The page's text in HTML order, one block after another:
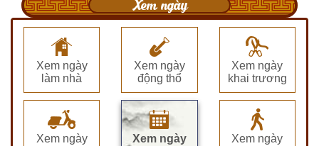
Xem ngày
Xem ngày
làm nhà
Xem ngày
động thổ
Xem ngày
khai trương
Xem ngày
Xem ngày
Xem ngày